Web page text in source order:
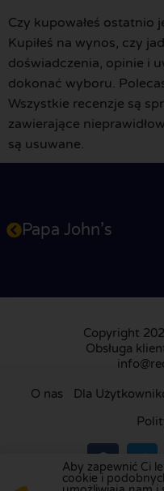
Czy kupowałeś ostatnio
Kupiłeś na wynos, czy
doświadczenia, opinie i
dokonać wyboru.
Wszystkie recenzje są
zawierające
są usuwane.
Papa John’s
Copyright
Obsługa
O nas Dla
Aby zapewnić Ci
cookie i